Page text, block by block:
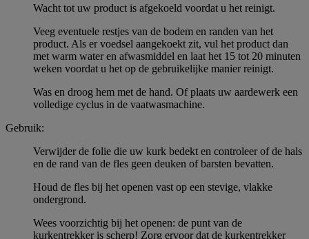
Wacht tot uw product is afgekoeld voordat u het reinigt.
Veeg eventuele restjes van de bodem en randen van het
product. Als er voedsel aangekoekt zit, vul het product dan
met warm water en afwasmiddel en laat het 15 tot 20 minuten
weken voordat u het op de gebruikelijke manier reinigt.
Was en droog hem met de hand. Of plaats uw aardewerk een
volledige cyclus in de vaatwasmachine.
Gebruik:
Verwijder de folie die uw kurk bedekt en controleer of de hals
en de rand van de fles geen deuken of barsten bevatten.
Houd de fles bij het openen vast op een stevige, vlakke
ondergrond.
Wees voorzichtig bij het openen: de punt van de
kurkentrekker is scherp! Zorg ervoor dat de kurkentrekker